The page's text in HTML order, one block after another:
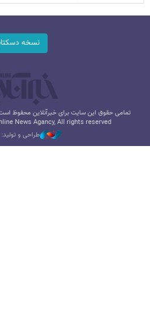
نسخه
تمامی حقوق این سایت برای خبرآنلاین محفوظ
News Agancy, All rights reserved
طراحی و